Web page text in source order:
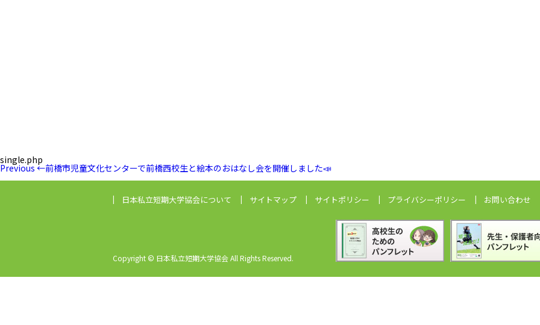
single.php
投
ナ
Previous
Previous ←前橋市児童文化センターで前橋西校生と絵本のおはなし会を開催しました📣
日本私立短期大学協会について サイトマップ サイトポリシー プライバシーポリシー お問い合わせ
Copyright © 日本私立短期大学協会 All Rights Reserved.